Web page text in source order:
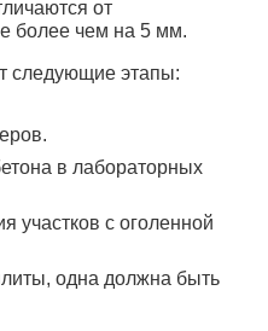
от
более чем на 5 мм.
следующие этапы:
в лабораторных
участков с оголенной
одна должна быть